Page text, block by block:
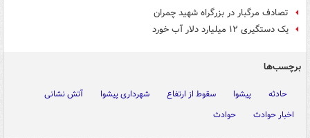
تصادف مرگبار در بزرگراه شهید چمران
یک دستگیری ۱۲ میلیارد دلار آب خورد
برچسب‌ها
حادثه پیشوا سقوط از ارتفاع شهرداری پیشوا
آتش نشانی
اخبار حوادث
حوادث